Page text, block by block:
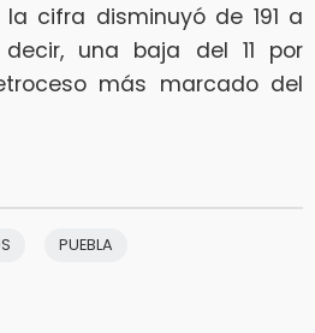
la cifra disminuyó de 191 a
una baja del 11 por
más marcado del
PUEBLA